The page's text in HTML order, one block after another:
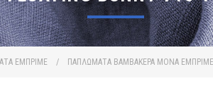
ΕΜΠΡΙΜΕ / ΠΑΠΛΩΜΑΤΑ ΒΑΜΒΑΚΕΡΑ ΜΟΝΑ ΕΜΠΡΙΜΕ